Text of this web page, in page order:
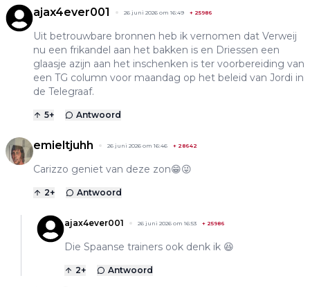
ajax4ever001 26 juni 2026 om 16:49 + 25986
Uit betrouwbare bronnen heb ik vernomen dat Verweij
nu een frikandel aan het bakken is en Driessen een
glaasje azijn aan het inschenken is ter voorbereiding van
een TG column voor maandag op het beleid van Jordi in
de Telegraaf.
5+ Antwoord
emieltjuhh 26 juni 2026 om 16:46 + 28642
Carizzo geniet van deze zon😁😜
2+ Antwoord
ajax4ever001 26 juni 2026 om 16:53 + 25986
Die Spaanse trainers ook denk ik 😆
2+ Antwoord